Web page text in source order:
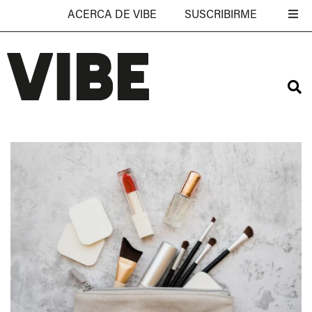
ACERCA DE VIBE SUSCRIBIRME